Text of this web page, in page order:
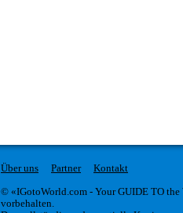
Über uns Partner
Kontakt
© «IGotoWorld.com - Your GUIDE TO
vorbehalten.